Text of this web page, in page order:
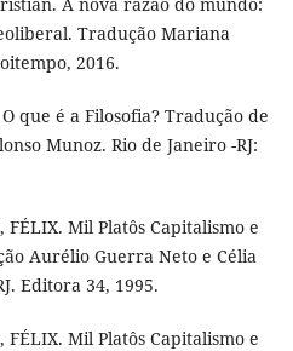
Tradução Mariana
2016.
O que é a Filosofia? Tradução de
Munoz. Rio de Janeiro -RJ:
FÉLIX. Mil Platôs Capitalismo e
Aurélio Guerra Neto e Célia
Editora 34, 1995.
FÉLIX. Mil Platôs Capitalismo e